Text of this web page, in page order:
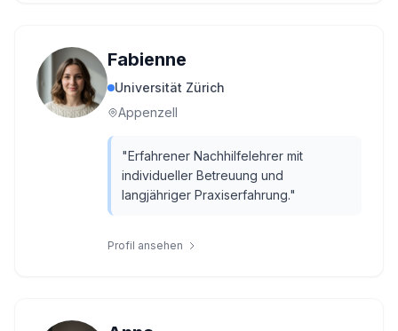
Fabienne
Universität Zürich
Appenzell
"Erfahrener Nachhilfelehrer mit
individueller Betreuung und
langjähriger Praxiserfahrung."
Profil ansehen